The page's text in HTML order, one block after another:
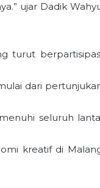
ujar Dadik
turut
dari
seluruh
kreatif di